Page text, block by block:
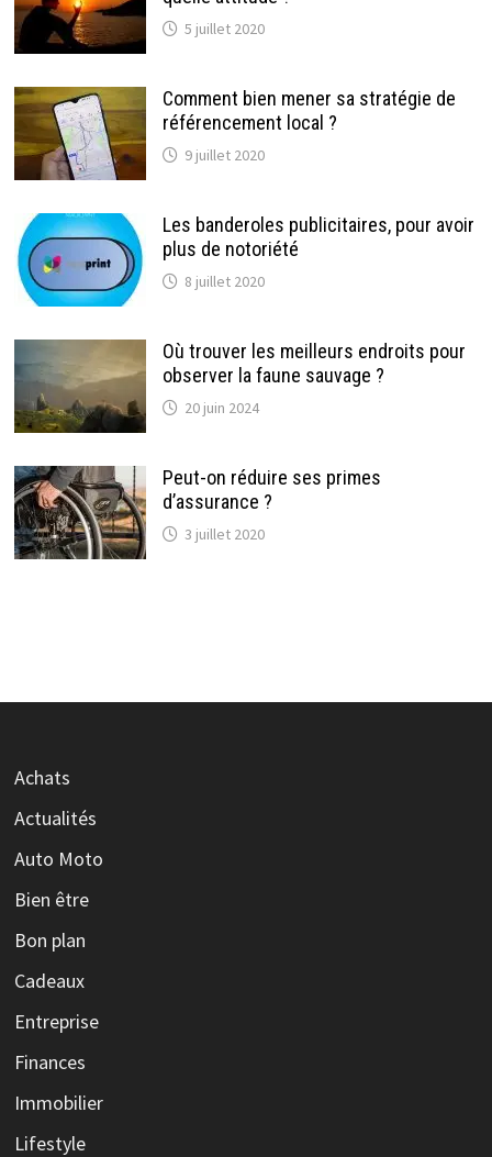
5 juillet 2020
Comment bien mener sa stratégie de
référencement local ?
9 juillet 2020
Les banderoles publicitaires, pour avoir
plus de notoriété
8 juillet 2020
Où trouver les meilleurs endroits pour
observer la faune sauvage ?
20 juin 2024
Peut-on réduire ses primes
d’assurance ?
3 juillet 2020
Achats
Actualités
Auto Moto
Bien être
Bon plan
Cadeaux
Entreprise
Finances
Immobilier
Lifestyle